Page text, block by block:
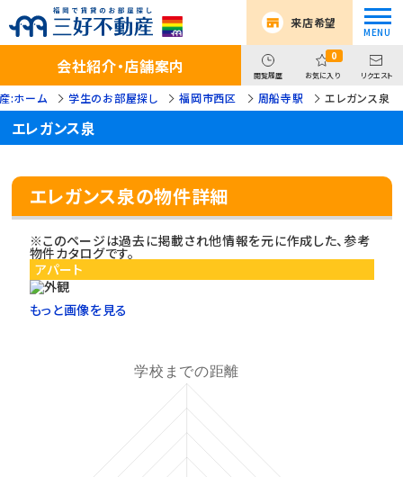
来店希望
会社紹介・店舗案内 閲覧履歴
0
お気に入り リクエスト
:ホーム 学生のお部屋探し 福岡市西区 周船寺駅 エレガンス泉
エレガンス泉
エレガンス泉の物件詳細
※このページは過去に掲載され他情報を元に作成した、参考
物件カタログです。
アパート
もっと画像を見る